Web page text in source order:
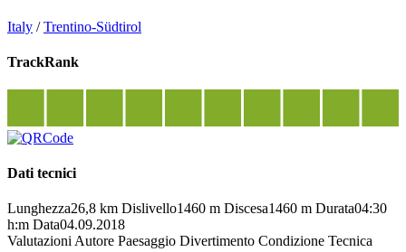
Italy /Trentino-Südtirol
TrackRank
Dati tecnici
Lunghezza26,8 km Dislivello1460 m Discesa1460 m Durata04:30
h:m Data04.09.2018
Valutazioni Autore Paesaggio Divertimento Condizione Tecnica